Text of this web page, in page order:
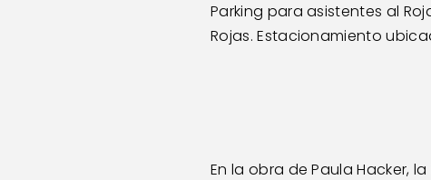
Parking para asistentes al
Rojas. Estacionamiento
En la obra de Paula Hacker,